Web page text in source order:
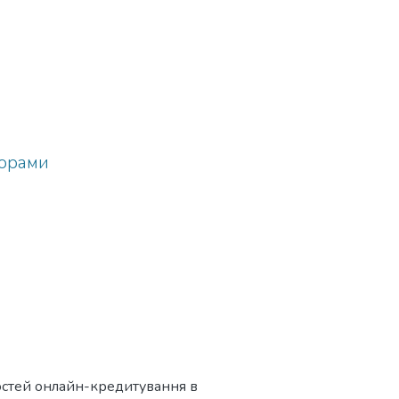
місцевих
онлайн-кредитування в